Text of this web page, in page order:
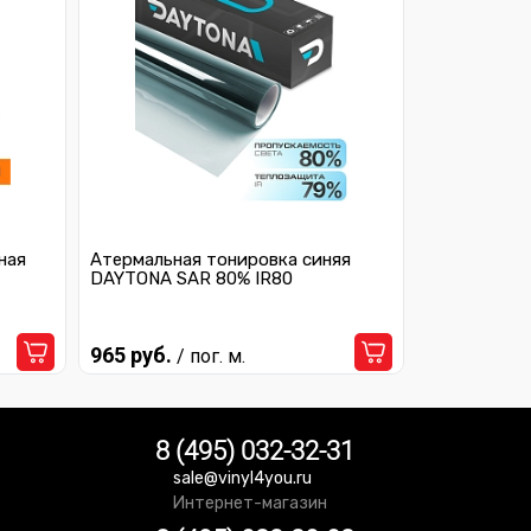
Атермальная тонировка синяя
DAYTONA SAR 80% IR80
965 руб. / пог. м.
8 (495) 032-32-31
sale@vinyl4you.ru
Интернет-магазин